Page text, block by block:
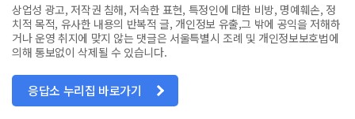
상업성 광고, 저작권 침해, 저속한 표현, 특정인에 대한 비방, 명예훼손, 정
치적 목적, 유사한 내용의 반복적 글, 개인정보 유출,그 밖에 공익을 저해하
거나 운영 취지에 맞지 않는 댓글은 서울특별시 조례 및 개인정보보호법에
의해 통보없이 삭제될 수 있습니다.
응답소 누리집 바로가기